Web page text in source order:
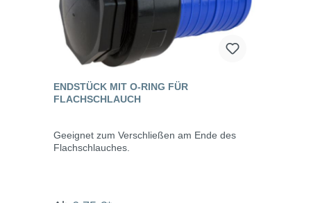
ENDSTÜCK MIT O-RING FÜR
FLACHSCHLAUCH
Geeignet zum Verschließen am Ende des
Flachschlauches.